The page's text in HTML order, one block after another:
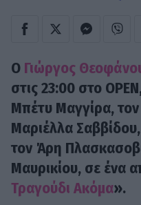
Ο Γιώργος
στις 23:00 στο
Μπέτυ Μαγγίρα, τον
Μαριέλλα
τον Άρη
Μαυρικίου, σε ένα
Τραγούδι Ακόμα».